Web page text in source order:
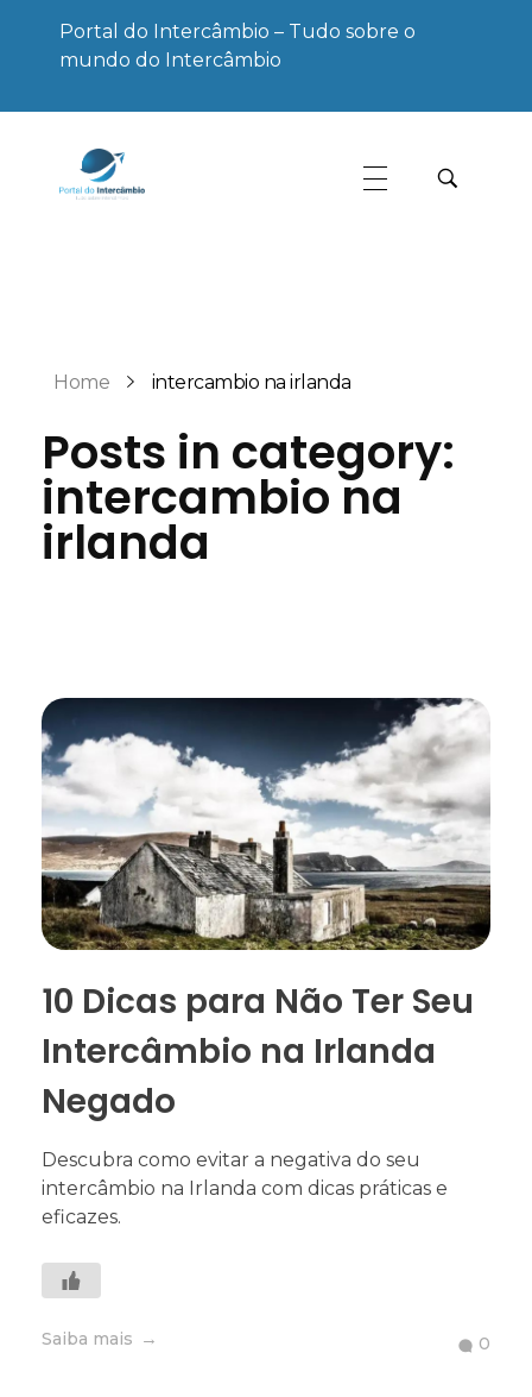
Portal do Intercâmbio – Tudo sobre o
mundo do Intercâmbio
Home intercambio na irlanda
Posts in category:
intercambio na
irlanda
10 Dicas para Não Ter Seu
Intercâmbio na Irlanda
Negado
Descubra como evitar a negativa do seu
intercâmbio na Irlanda com dicas práticas e
eficazes.
Saiba mais 0